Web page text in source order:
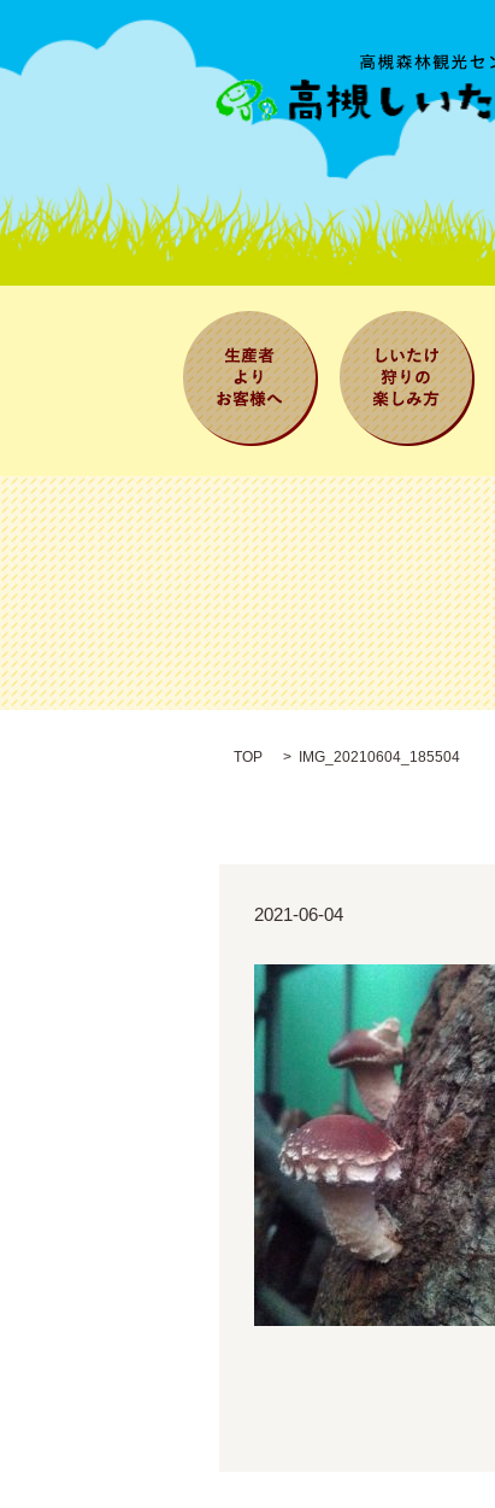
客様へ
の楽しみ方
TOP IMG_20210604_185504
2021-06-04